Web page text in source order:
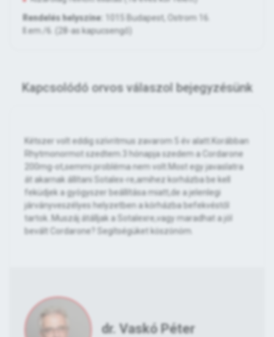
Rendelés helyszíne:
1015 Budapest, Ostrom 16.
II.em./6. (28-as kapucsengő)
Kapcsolódó orvos válaszol bejegyzésünk
Kétszer volt eddig szívritmus zavarom 5 év alatt.Korábban
Rhytmonormot szedtem.3 hónapja szedem a Cordarone
200mg-ot,semmi probléma nem volt.Most egy javaslatra
át akarnak állítani Sotalex-re,amihez korházba be kell
feküdjek a gyógyszer beállítása miatt,de a jelenlegi
járványveszélyes helyzetben a kórházba befekvéstől
tartok..Muszáj átálljak a Sotalexre,vagy maradhat a jól
bevált Cordarone? Segítségüket köszönöm.
dr. Vaskó Péter